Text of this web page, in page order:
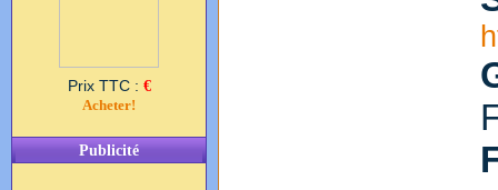
Prix TTC : €
Acheter!
Publicité